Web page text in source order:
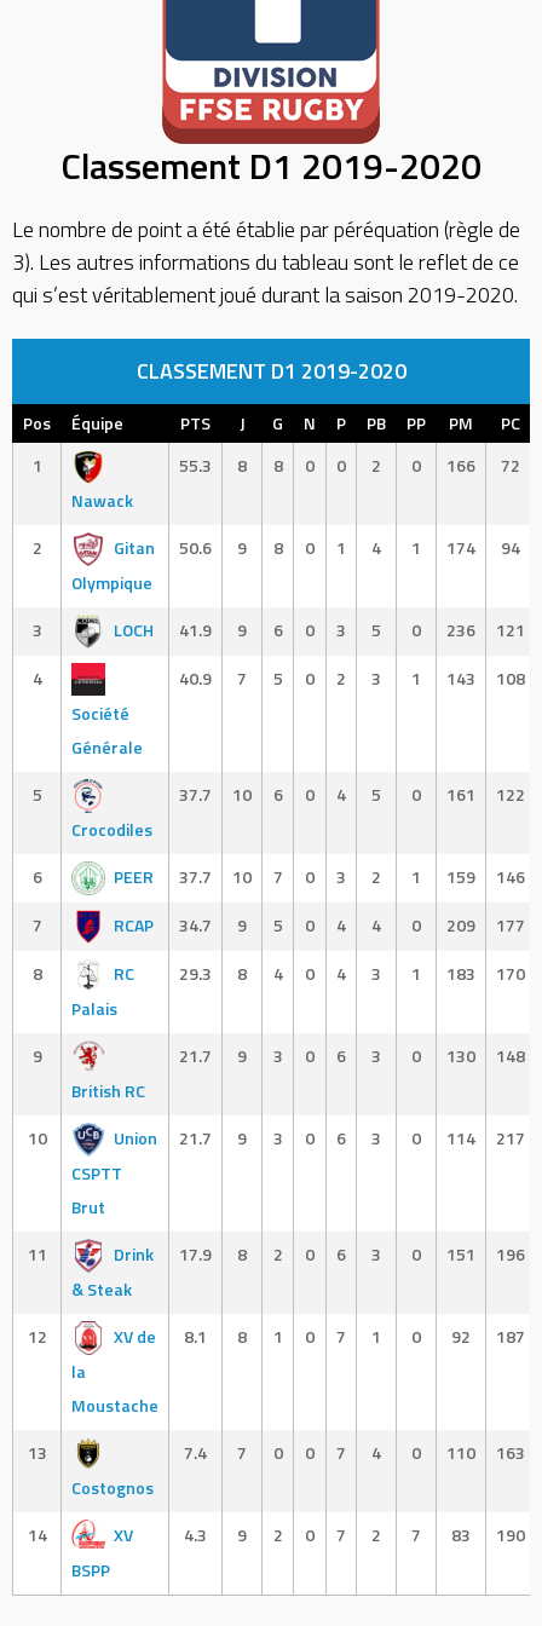
Classement D1 2019-2020
Le nombre de point a été établie par péréquation (règle de
3). Les autres informations du tableau sont le reflet de ce
qui s’est véritablement joué durant la saison 2019-2020.
CLASSEMENT D1 2019-2020
Pos Équipe PTS J G N P PB PP PM
PC
1
Nawack
55.3 8 8 0 0 2 0 166 72
2
Gitan
Olympique
50.6 9 8 0 1 4 1 174 94
3 LOCH 41.9 9 6 0 3 5 0 236
121
4
Société
Générale
40.9 7 5 0 2 3 1 143 108
5
Crocodiles
37.7 10 6 0 4 5 0 161 122
6 PEER 37.7 10 7 0 3 2 1 159
146
7
RCAP 34.7 9 5 0 4 4 0 209
177
8
RC
Palais
29.3 8 4 0 4 3 1 183 170
9
British RC
21.7 9 3 0 6 3 0 130 148
10
Union
CSPTT
Brut
21.7 9 3 0 6 3 0 114 217
11
Drink
& Steak
17.9 8 2 0 6 3 0 151 196
12
XV de
la
Moustache
8.1 8 1 0 7 1 0 92 187
13
Costognos
7.4 7 0 0 7 4 0 110 163
14
XV
BSPP
4.3 9 2 0 7 2 7 83 190